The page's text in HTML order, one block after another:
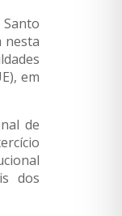
nesta
em
de
dos